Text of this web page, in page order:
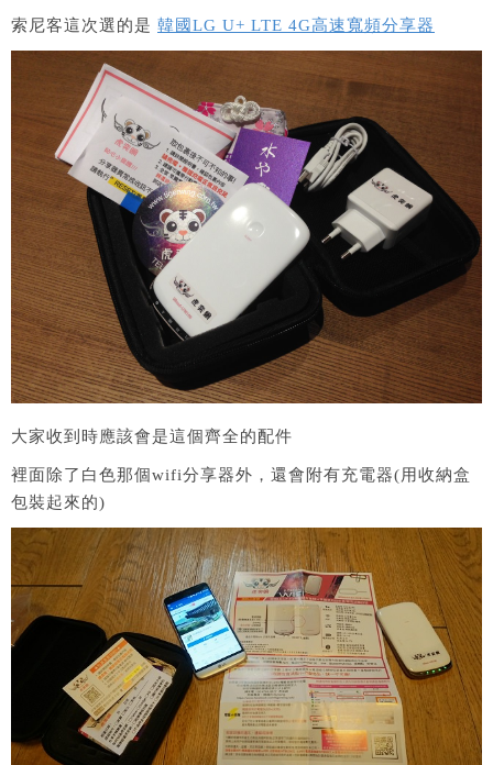
索尼客這次選的是 韓國LG U+ LTE 4G高速寬頻分享器
大家收到時應該會是這個齊全的配件
裡面除了白色那個wifi分享器外，還會附有充電器(用收納盒
包裝起來的)